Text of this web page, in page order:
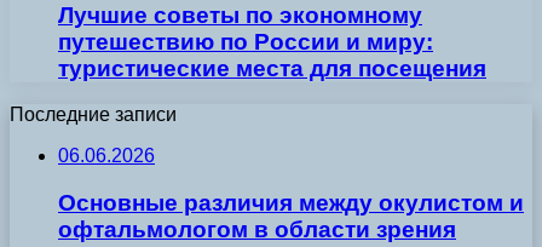
Лучшие советы по экономному
путешествию по России и миру:
туристические места для посещения
Последние записи
06.06.2026
Основные различия между окулистом и
офтальмологом в области зрения